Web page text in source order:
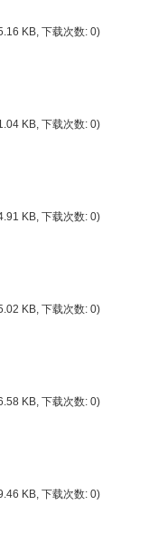
KB, 下载次数: 0)
KB, 下载次数: 0)
KB, 下载次数: 0)
KB, 下载次数: 0)
KB, 下载次数: 0)
KB, 下载次数: 0)